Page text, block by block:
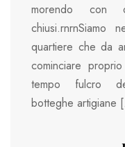
morendo con
chiusi.rnrnSiamo
quartiere che da
cominciare
tempo fulcro
botteghe artigiane